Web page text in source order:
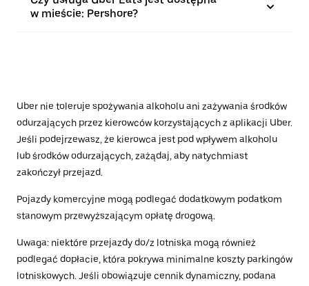
w mieście: Pershore?
Uber nie toleruje spożywania alkoholu ani zażywania środków
odurzających przez kierowców korzystających z aplikacji Uber.
Jeśli podejrzewasz, że kierowca jest pod wpływem alkoholu
lub środków odurzających, zażądaj, aby natychmiast
zakończył przejazd.
Pojazdy komercyjne mogą podlegać dodatkowym podatkom
stanowym przewyższającym opłatę drogową.
Uwaga: niektóre przejazdy do/z lotniska mogą również
podlegać dopłacie, która pokrywa minimalne koszty parkingów
lotniskowych. Jeśli obowiązuje cennik dynamiczny, podana